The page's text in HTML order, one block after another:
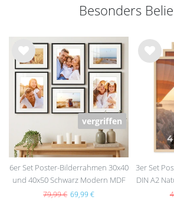
Besonders
Wu
nsc
hlist
e
vergriffen
6er Set Poster-Bilderrahmen 30x40
und 40x50 Schwarz Modern MDF
mit Passepartout
79,99 € 69,99 €
Wu
3er Set
DIN A2